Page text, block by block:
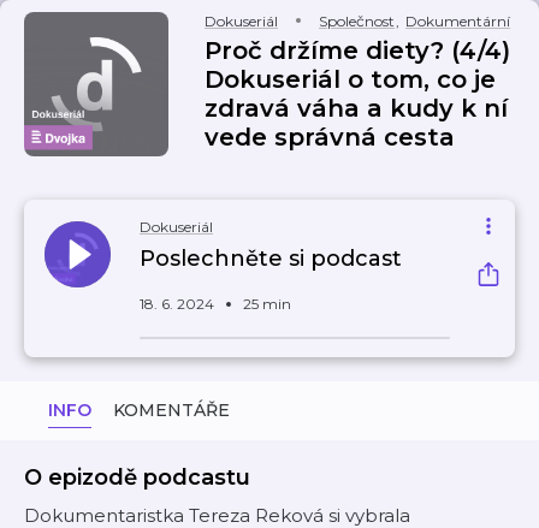
Dokuseriál Společnost, Dokumentární
Proč držíme diety? (4/4)
Dokuseriál o tom, co je
zdravá váha a kudy k ní
vede správná cesta
Dokuseriál
Poslechněte si podcast
18. 6. 2024 25 min
INFO KOMENTÁŘE
O epizodě podcastu
Dokumentaristka Tereza Reková si vybrala